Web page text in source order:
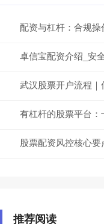
配资与杠杆：合规
卓信宝配资介绍_安
武汉股票开户流程
有杠杆的股票平台
股票配资风控核心要
推荐阅读